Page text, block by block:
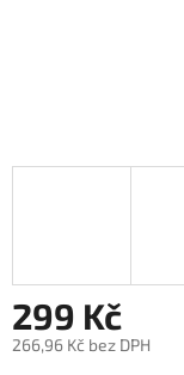
299 Kč
266,96 Kč bez DPH